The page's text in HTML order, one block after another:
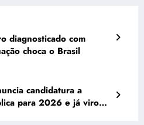
diagnosticado com
choca o Brasil
candidatura a
para 2026 e já virou